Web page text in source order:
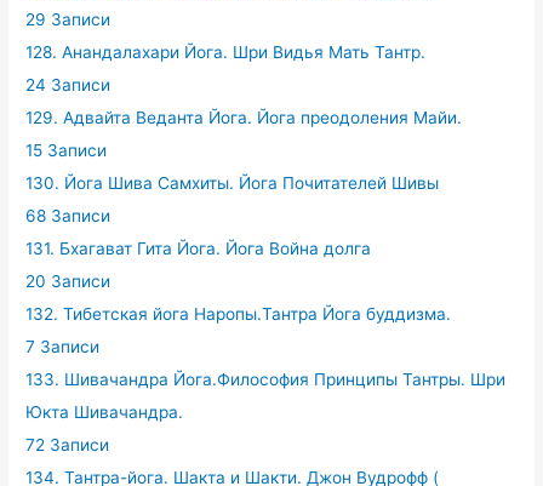
29 Записи
128. Анандалахари Йога. Шри Видья Мать Тантр.
24 Записи
129. Адвайта Веданта Йога. Йога преодоления Майи.
15 Записи
130. Йога Шива Самхиты. Йога Почитателей Шивы
68 Записи
131. Бхагават Гита Йога. Йога Война долга
20 Записи
132. Тибетская йога Наропы.Тантра Йога буддизма.
7 Записи
133. Шивачандра Йога.Философия Принципы Тантры. Шри
Юкта Шивачандра.
72 Записи
134. Тантра-йога. Шакта и Шакти. Джон Вудрофф (